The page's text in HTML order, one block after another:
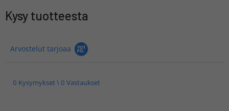
Kysy tuotteesta
Arvostelut tarjoaa
0 Kysymykset \ 0 Vastaukset